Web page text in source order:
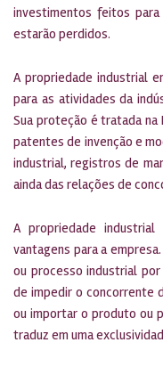
investimentos feitos
estarão perdidos.
A propriedade industrial
para as atividades da
Sua proteção é tratada na
patentes de invenção e
industrial, registros de
ainda das relações de
A propriedade industrial
vantagens para a
ou processo industrial
de impedir o concorrente
ou importar o produto ou
traduz em uma